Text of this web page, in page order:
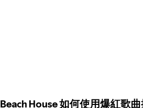
Beach House 如何使用爆紅歌